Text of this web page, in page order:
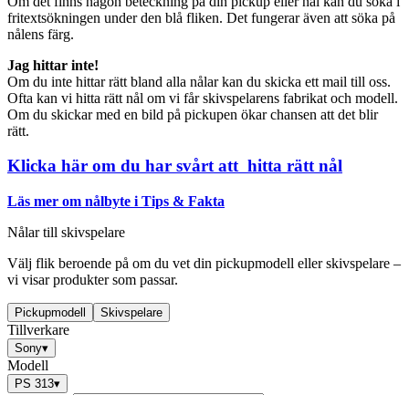
fritextsökningen under den blå fliken. Det fungerar även att söka på
nålens färg.
Jag hittar inte!
Om du inte hittar rätt bland alla nålar kan du skicka ett mail till oss.
Ofta kan vi hitta rätt nål om vi får skivspelarens fabrikat och modell.
Om du skickar med en bild på pickupen ökar chansen att det blir
rätt.
Klicka här om du har svårt att hitta rätt nål
Läs mer om nålbyte i Tips & Fakta
Nålar till skivspelare
Välj flik beroende på om du vet din pickupmodell eller skivspelare –
vi visar produkter som passar.
Pickupmodell Skivspelare
Tillverkare
Sony▾
Modell
PS 313▾